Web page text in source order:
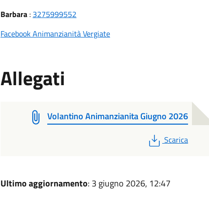
Barbara: 3275999552
Facebook Animanzianità Vergiate
Allegati
Volantino Animanzianita Giugno 2026
PDF
Scarica
Ultimo aggiornamento: 3 giugno 2026, 12:47